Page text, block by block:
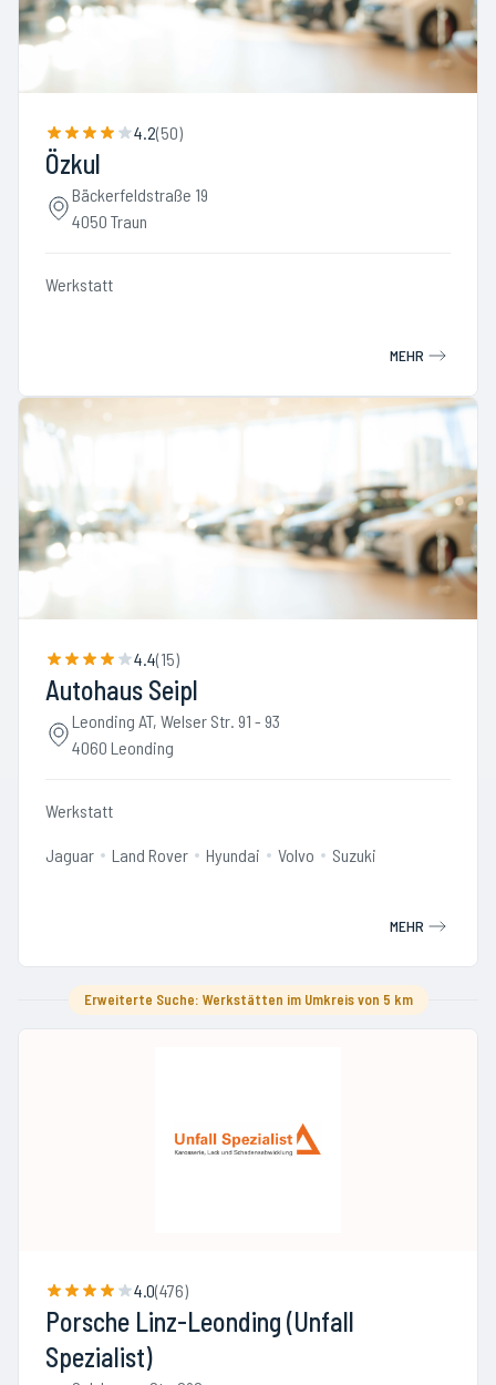
4.2(50)
Özkul
Bäckerfeldstraße 19
4050 Traun
Werkstatt
MEHR
4.4(15)
Autohaus Seipl
Leonding AT, Welser Str. 91 - 93
4060 Leonding
Werkstatt
Jaguar Land Rover Hyundai Volvo Suzuki
MEHR
Erweiterte Suche: Werkstätten im Umkreis von 5 km
4.0(476)
Porsche Linz-Leonding (Unfall
Spezialist)